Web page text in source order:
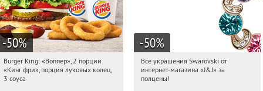
-50%
06:27:56 Купили:7553
Екатеринбург
Burger King: «Воппер», 2 порции
«Кинг фри», порция луковых колец,
3 соуса
-50%
06:27:56 Купили:
Все украшения Swarovski от
интернет-магазина «J&J» за
полцены!